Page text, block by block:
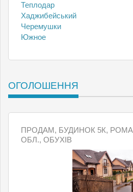
Теплодар
Хаджибейський
Черемушки
Южное
ОГОЛОШЕННЯ
ПРОДАМ, БУДИНОК 5К,
ОБЛ., ОБУХІВ